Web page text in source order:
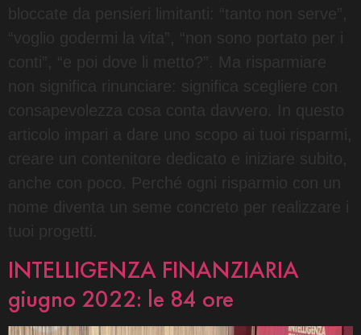
bloccate da pensieri limitanti: “tanto non serve”,
“voglio godermi la vita”, “non sono portato per i
conti”, “e poi dove li metto?”. Ma risparmiare
non significa rinunciare: significa scegliere con
consapevolezza cosa conta davvero. In questo
articolo impari a dare uno scopo ai tuoi risparmi,
creare un contenitore dedicato e iniziare subito,
anche con poco. Perché ogni risparmio con un
nome diventa un seme concreto per realizzare i
INTELLIGENZA FINANZIARIA
giugno 2022: le 84 ore